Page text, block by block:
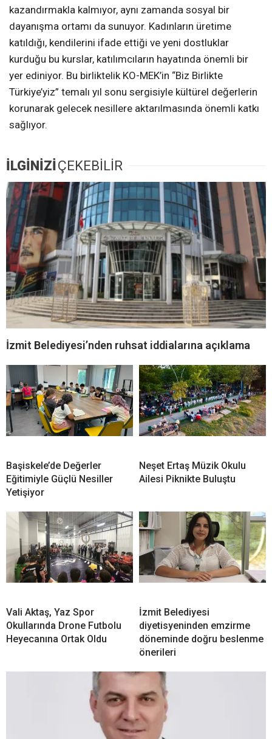
kazandırmakla kalmıyor, aynı zamanda sosyal bir
dayanışma ortamı da sunuyor. Kadınların üretime
katıldığı, kendilerini ifade ettiği ve yeni dostluklar
kurduğu bu kurslar, katılımcıların hayatında önemli bir
yer ediniyor. Bu birliktelik KO-MEK’in “Biz Birlikte
Türkiye’yiz” temalı yıl sonu sergisiyle kültürel değerlerin
korunarak gelecek nesillere aktarılmasında önemli katkı
sağlıyor.
İLGİNİZİÇEKEBİLİR
İzmit Belediyesi’nden ruhsat iddialarına açıklama
Başiskele’de Değerler
Eğitimiyle Güçlü Nesiller
Yetişiyor
Neşet Ertaş Müzik Okulu
Ailesi Piknikte Buluştu
Vali Aktaş, Yaz Spor
Okullarında Drone Futbolu
Heyecanına Ortak Oldu
İzmit Belediyesi
diyetisyeninden emzirme
döneminde doğru beslenme
önerileri